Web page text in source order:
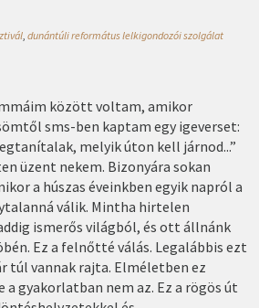
, dunántúli református lelkigondozói szolgálat
között voltam, amikor
sms-ben kaptam egy igeverset:
melyik úton kell járnod...”
üzent nekem. Bizonyára sokan
a húszas éveinkben egyik napról a
válik. Mintha hirtelen
ismerős világból, és ott állnánk
Ez a felnőtté válás. Legalábbis ezt
túl vannak rajta. Elméletben ez
a gyakorlatban nem az. Ez a rögös út